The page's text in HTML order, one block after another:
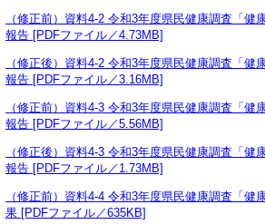
（修正前）資料4-2 令和3年度県民健康調査「健
報告 [PDFファイル／4.73MB]
（修正後）資料4-2 令和3年度県民健康調査「健
報告 [PDFファイル／3.16MB]
（修正前）資料4-3 令和3年度県民健康調査「健
報告 [PDFファイル／5.56MB]
（修正後）資料4-3 令和3年度県民健康調査「健
報告 [PDFファイル／1.73MB]
（修正前）資料4-4 令和3年度県民健康調査「健
果 [PDFファイル／635KB]